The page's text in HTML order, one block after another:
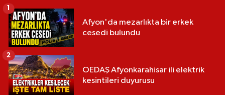
Afyon'da mezarlıkta bir erkek
cesedi bulundu
1
OEDAŞ Afyonkarahisar ili elektrik
kesintileri duyurusu
2